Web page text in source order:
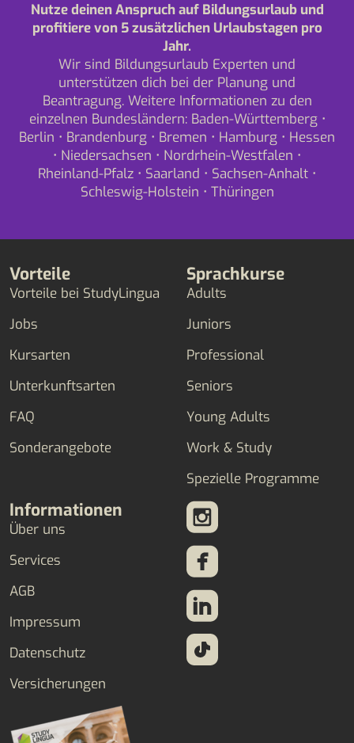
Nutze deinen Anspruch auf Bildungsurlaub und
profitiere von 5 zusätzlichen Urlaubstagen pro
Jahr.
Wir sind Bildungsurlaub Experten und
unterstützen dich bei der Planung und
Beantragung. Weitere Informationen zu den
einzelnen Bundesländern: Baden-Württemberg•
Berlin • Brandenburg • Bremen • Hamburg • Hessen
• Niedersachsen • Nordrhein-Westfalen •
Rheinland-Pfalz • Saarland • Sachsen-Anhalt •
Schleswig-Holstein • Thüringen
Vorteile
Vorteile bei StudyLingua
Jobs
Kursarten
Unterkunftsarten
FAQ
Sonderangebote
Sprachkurse
Adults
Juniors
Professional
Seniors
Young Adults
Work & Study
Spezielle Programme
Informationen
Über uns
Services
AGB
Impressum
Datenschutz
Versicherungen